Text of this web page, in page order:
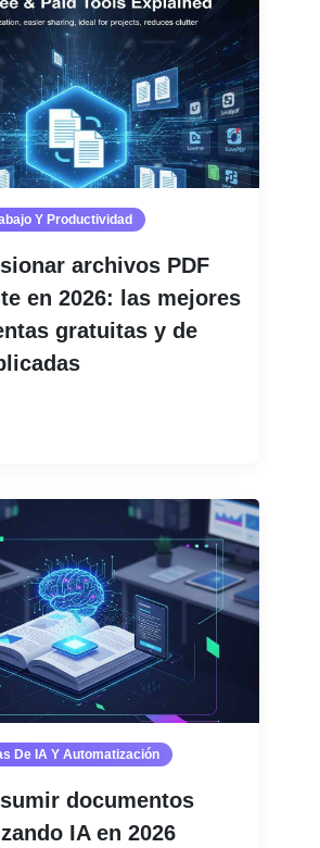
Y Productividad
archivos PDF
en 2026: las mejores
gratuitas y de
De IA Y Automatización
documentos
IA en 2026